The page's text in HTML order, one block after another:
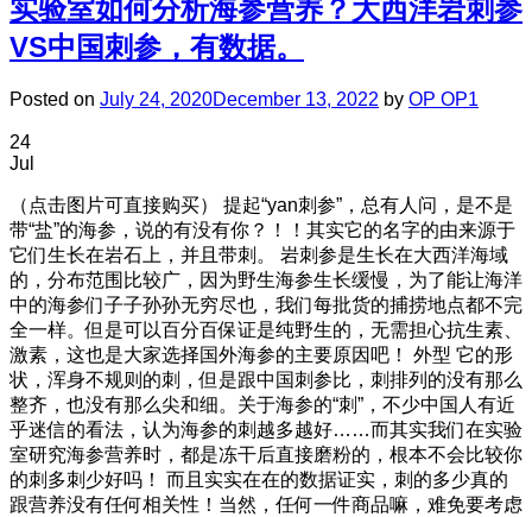
实验室如何分析海参营养？大西洋岩刺参
VS中国刺参，有数据。
Posted on July 24, 2020December 13, 2022 by OP OP1
24
Jul
（点击图片可直接购买） 提起“yan刺参”，总有人问，是不是
带“盐”的海参，说的有没有你？！！其实它的名字的由来源于
它们生长在岩石上，并且带刺。 岩刺参是生长在大西洋海域
的，分布范围比较广，因为野生海参生长缓慢，为了能让海洋
中的海参们子子孙孙无穷尽也，我们每批货的捕捞地点都不完
全一样。但是可以百分百保证是纯野生的，无需担心抗生素、
激素，这也是大家选择国外海参的主要原因吧！ 外型 它的形
状，浑身不规则的刺，但是跟中国刺参比，刺排列的没有那么
整齐，也没有那么尖和细。关于海参的“刺”，不少中国人有近
乎迷信的看法，认为海参的刺越多越好……而其实我们在实验
室研究海参营养时，都是冻干后直接磨粉的，根本不会比较你
的刺多刺少好吗！ 而且实实在在的数据证实，刺的多少真的
跟营养没有任何相关性！当然，任何一件商品嘛，难免要考虑